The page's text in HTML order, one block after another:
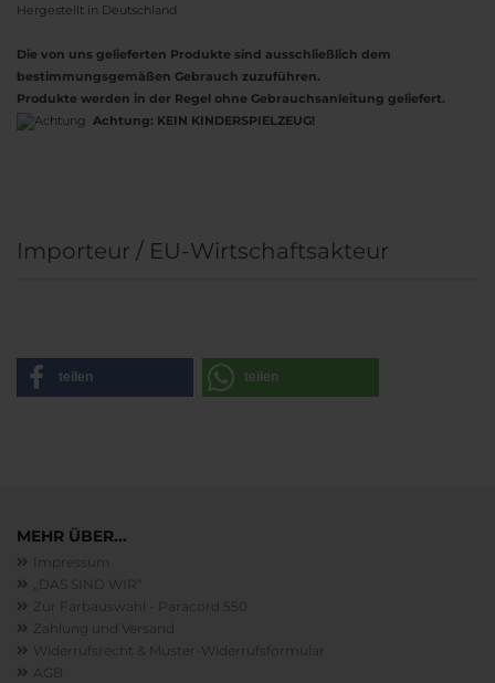
Hergestellt in Deutschland
Die von uns gelieferten Produkte sind ausschließlich dem
bestimmungsgemäßen Gebrauch zuzuführen.
Produkte werden in der Regel ohne Gebrauchsanleitung geliefert.
Achtung: KEIN KINDERSPIELZEUG!
Importeur / EU-Wirtschaftsakteur
teilen teilen
MEHR ÜBER...
Impressum
„DAS SIND WIR“
Zur Farbauswahl - Paracord 550
Zahlung und Versand
Widerrufsrecht & Muster-Widerrufsformular
AGB